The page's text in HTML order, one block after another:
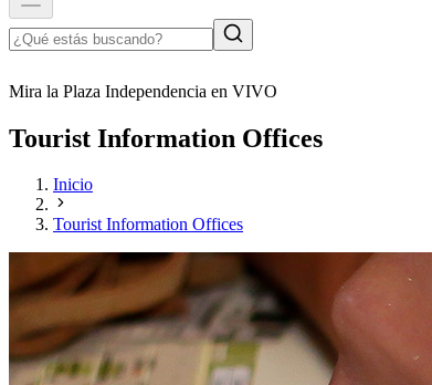
Mira la Plaza Independencia en VIVO
Tourist Information Offices
Inicio
Tourist Information Offices